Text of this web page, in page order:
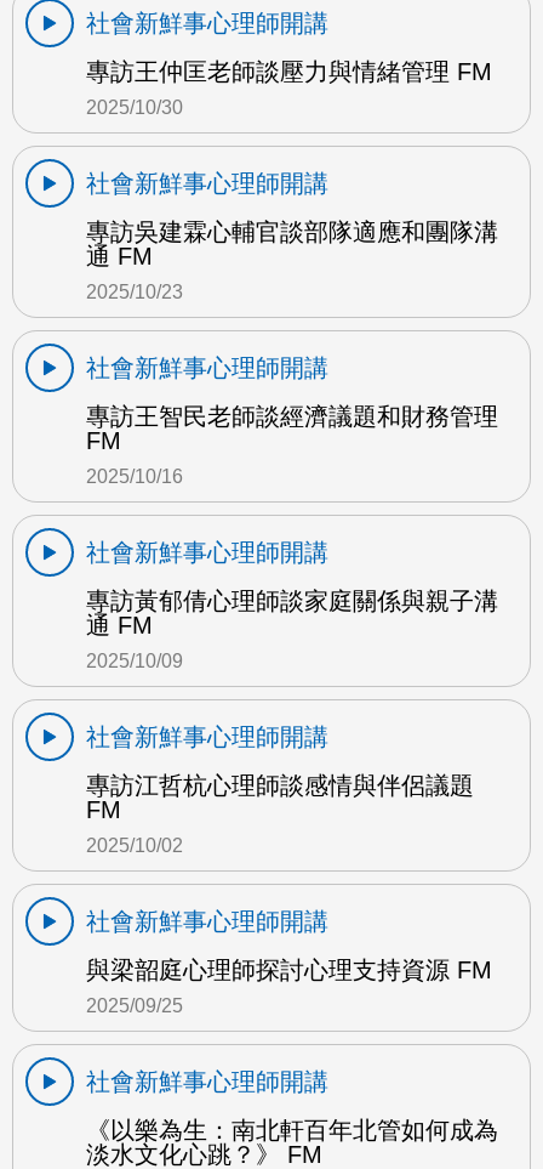
社會新鮮事心理師開講
專訪王仲匡老師談壓力與情緒管理 FM
2025/10/30
社會新鮮事心理師開講
專訪吳建霖心輔官談部隊適應和團隊溝
通 FM
2025/10/23
社會新鮮事心理師開講
專訪王智民老師談經濟議題和財務管理
FM
2025/10/16
社會新鮮事心理師開講
專訪黃郁倩心理師談家庭關係與親子溝
通 FM
2025/10/09
社會新鮮事心理師開講
專訪江哲杭心理師談感情與伴侶議題
FM
2025/10/02
社會新鮮事心理師開講
與梁韶庭心理師探討心理支持資源 FM
2025/09/25
社會新鮮事心理師開講
《以樂為生：南北軒百年北管如何成為
淡水文化心跳？》 FM